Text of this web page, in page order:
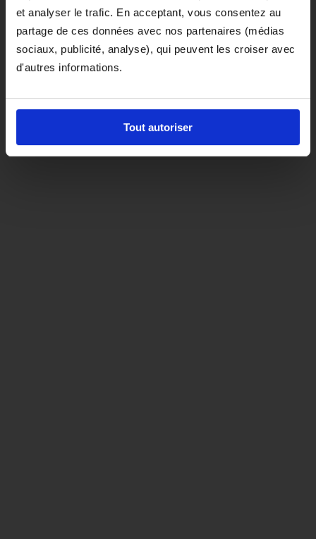
et analyser le trafic. En acceptant, vous consentez au
partage de ces données avec nos partenaires (médias
sociaux, publicité, analyse), qui peuvent les croiser avec
d'autres informations.
Tout autoriser
D'ici là, si vous souhaitez le coloris noir,
orientez-vous vers la matière "indispensable"